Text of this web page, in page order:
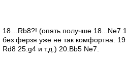
18…Rb8?! (опять получше 18...Ne7
без ферзя уже не так комфортна:
Rd8 25.g4 и т.д.) 20.Bb5 Ne7.